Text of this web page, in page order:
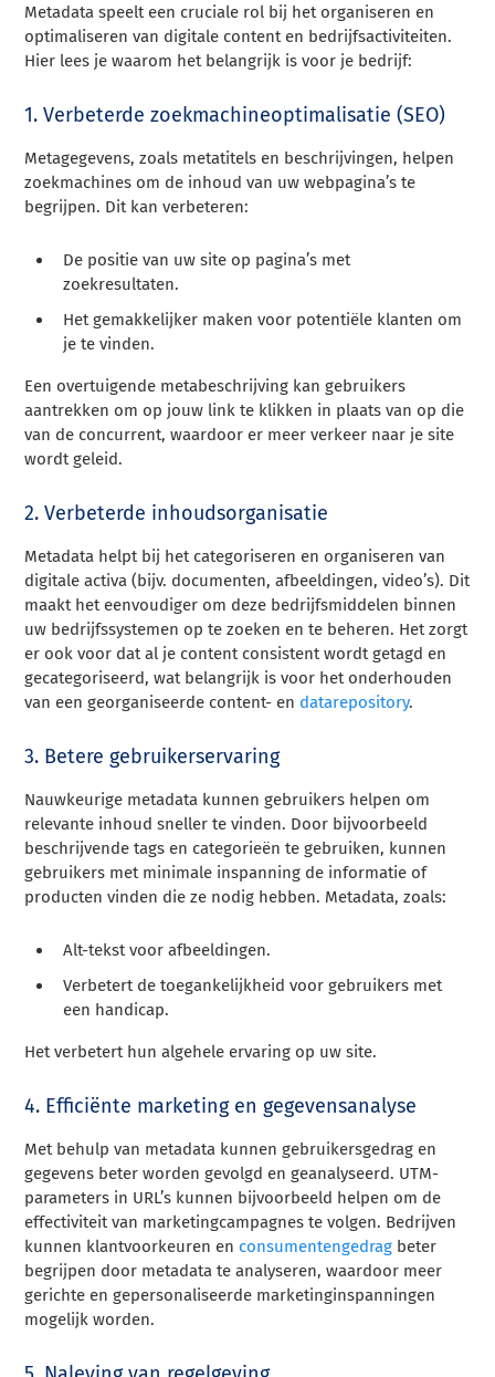
Metadata speelt een cruciale rol bij het organiseren en
optimaliseren van digitale content en bedrijfsactiviteiten.
Hier lees je waarom het belangrijk is voor je bedrijf:
1. Verbeterde zoekmachineoptimalisatie (SEO)
Metagegevens, zoals metatitels en beschrijvingen, helpen
zoekmachines om de inhoud van uw webpagina’s te
begrijpen. Dit kan verbeteren:
De positie van uw site op pagina’s met
zoekresultaten.
Het gemakkelijker maken voor potentiële klanten om
je te vinden.
Een overtuigende metabeschrijving kan gebruikers
aantrekken om op jouw link te klikken in plaats van op die
van de concurrent, waardoor er meer verkeer naar je site
wordt geleid.
2. Verbeterde inhoudsorganisatie
Metadata helpt bij het categoriseren en organiseren van
digitale activa (bijv. documenten, afbeeldingen, video’s). Dit
maakt het eenvoudiger om deze bedrijfsmiddelen binnen
uw bedrijfssystemen op te zoeken en te beheren. Het zorgt
er ook voor dat al je content consistent wordt getagd en
gecategoriseerd, wat belangrijk is voor het onderhouden
van een georganiseerde content- en datarepository.
3. Betere gebruikerservaring
Nauwkeurige metadata kunnen gebruikers helpen om
relevante inhoud sneller te vinden. Door bijvoorbeeld
beschrijvende tags en categorieën te gebruiken, kunnen
gebruikers met minimale inspanning de informatie of
producten vinden die ze nodig hebben. Metadata, zoals:
Alt-tekst voor afbeeldingen.
Verbetert de toegankelijkheid voor gebruikers met
een handicap.
Het verbetert hun algehele ervaring op uw site.
4. Efficiënte marketing en gegevensanalyse
Met behulp van metadata kunnen gebruikersgedrag en
gegevens beter worden gevolgd en geanalyseerd. UTM-
parameters in URL’s kunnen bijvoorbeeld helpen om de
effectiviteit van marketingcampagnes te volgen. Bedrijven
kunnen klantvoorkeuren en consumentengedrag beter
begrijpen door metadata te analyseren, waardoor meer
gerichte en gepersonaliseerde marketinginspanningen
mogelijk worden.